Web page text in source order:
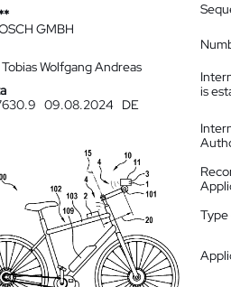
GMBH
Wolfgang Andreas
09.08.2024 DE
is